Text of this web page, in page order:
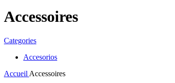
Accessoires
Categories
Accesorios
Accueil Accessoires